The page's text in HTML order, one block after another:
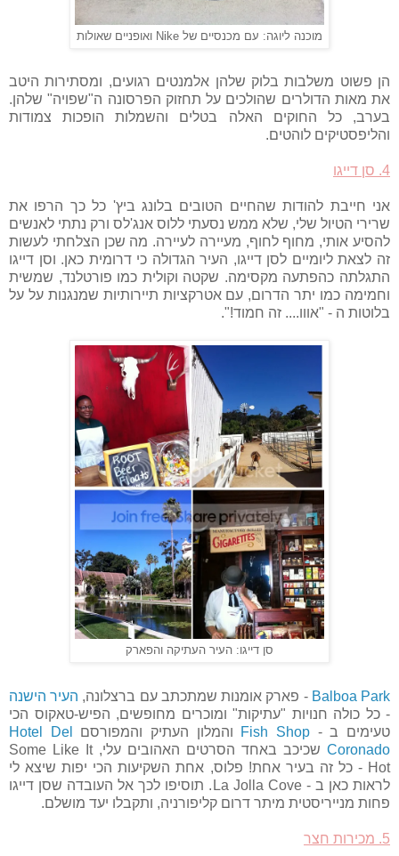
מוכנה ליוגה: עם מכנסיים של Nike ואופניים שאולות
הן פשוט משלבות בלוק שלהן אלמנטים רגועים, ומסתירות היטב
את מאות הדולרים שהולכים על תחזוק הפרסונה ה"שפויה" שלהן.
בערב, כל החוקים האלה בטלים והשמלות הופכות צמודות
והליפסטיקים לוהטים.
4. סן דייגו
אני חייבת להודות שהחיים הטובים בלונג ביץ' כל כך הרפו את
שרירי הטיול שלי, שלא ממש נסעתי ללוס אנג'לס ורק נתתי לאנשים
להסיע אותי, מחוף לחוף, מעיירה לעיירה. מה שכן הצלחתי לעשות
זה לצאת ליומיים לסן דייגו, העיר הגדולה כי דרומית כאן. וסן דייגו
התגלתה כהפתעה מקסימה. שקטה וקולית כמו פורטלנד, שמשית
וחמימה כמו יתר הדרום, עם אטרקציות תיירותיות שמנגנות על על
בלוטות ה - "אווו.... זה חמוד!".
סן דייגו: העיר העתיקה והפארק
Balboa Park - פארק אומנות שמתכתב עם ברצלונה, העיר הישנה
- כל כולה חנויות "עתיקות" ומוכרים מחופשים, הפיש-טאקוס הכי
טעימים ב - Fish Shop והמלון העתיק והמפורסם
Hotel Del
Coronado
שכיכב באחד הסרטים האהובים עלי, Some Like It
Hot - כל זה בעיר אחת! פלוס, אחת השקיעות הכי יפות שיצא לי
לראות כאן ב - La Jolla Cove. תוסיפו לכך אל העובדה שסן דייגו
פחות מנייריסטית מיתר דרום קליפורניה, ותקבלו יעד מושלם.
5. מכירות חצר